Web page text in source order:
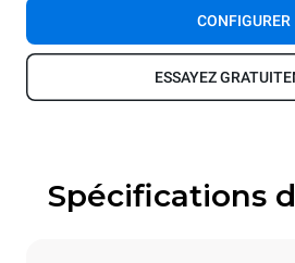
CONFIGURER
ESSAYEZ
Spécifications